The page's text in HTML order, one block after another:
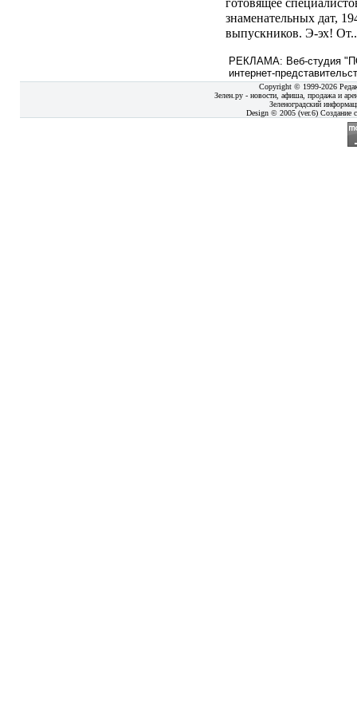
готовящее
знаменательных дат,
выпускников. Э-эх!
РЕКЛАМА: Веб-студия
интернет-
Copyright © 1999-2026
Зелен.ру - новости, афиша, продажа и
Зеленоградский
Design © 2005 (ver.6) Создание